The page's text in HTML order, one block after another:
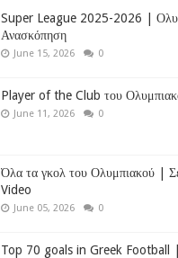
Super League 2025-2026 |
Ανασκόπηση
June 15, 2026 0
Player of the Club του
June 11, 2026 0
Όλα τα γκολ του Ολυμπιακού |
Video
June 05, 2026 0
Top 70 goals in Greek Football